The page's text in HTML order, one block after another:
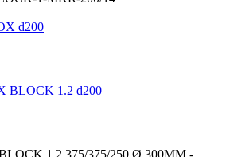
d200
BLOCK 1.2 d200
1.2 375/375/250 Ø 300ММ -